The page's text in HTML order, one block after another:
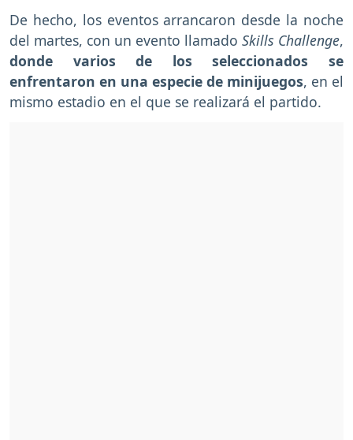
De hecho, los eventos arrancaron desde la noche
del martes, con un evento llamado Skills Challenge,
donde varios de los seleccionados se
enfrentaron en una especie de minijuegos, en el
mismo estadio en el que se realizará el partido.